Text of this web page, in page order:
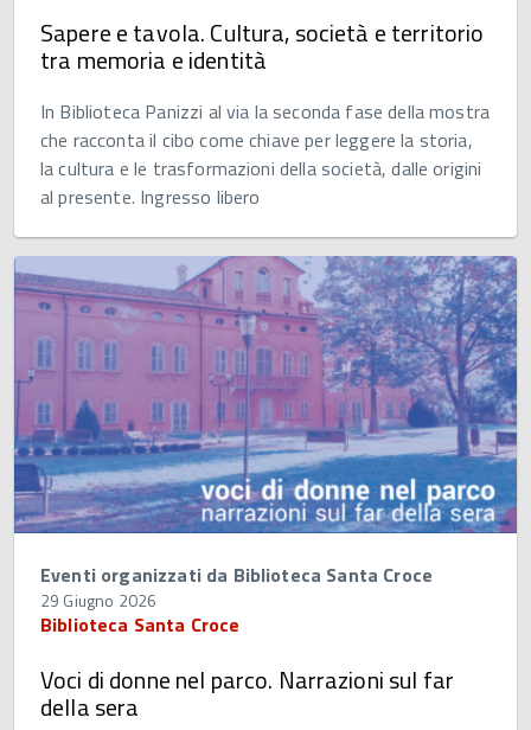
Sapere e tavola. Cultura, società e territorio
tra memoria e identità
In Biblioteca Panizzi al via la seconda fase della mostra
che racconta il cibo come chiave per leggere la storia,
la cultura e le trasformazioni della società, dalle origini
al presente. Ingresso libero
Eventi organizzati da Biblioteca Santa Croce
29 Giugno 2026
Biblioteca Santa Croce
Voci di donne nel parco. Narrazioni sul far
della sera